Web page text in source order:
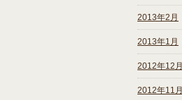
2013年2月
2013年1月
2012年12月
2012年11月